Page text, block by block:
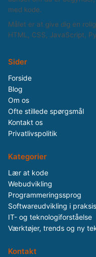
med kode.
Målet er at give dig en
HTML, CSS, JavaScript,
Sider
Forside
Blog
Om os
Ofte stillede spørgsmål
Kontakt os
Privatlivspolitik
Kategorier
Lær at kode
Webudvikling
Programmeringssprog
Softwareudvikling i praksis
IT- og teknologiforståelse
Værktøjer, trends og ny
Kontakt